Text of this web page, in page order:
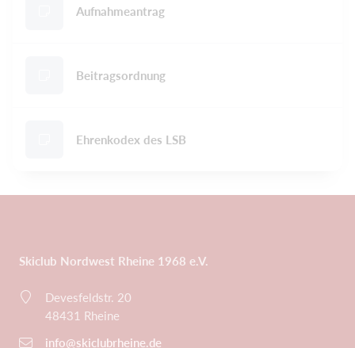
Aufnahmeantrag
Beitragsordnung
Ehrenkodex des LSB
Skiclub Nordwest Rheine 1968 e.V.
Devesfeldstr. 20
48431 Rheine
info@skiclubrheine.de